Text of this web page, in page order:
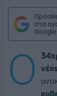
στα
Google
Ο